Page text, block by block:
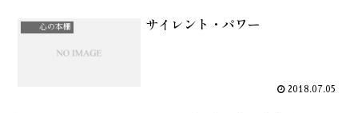
心の本棚 サイレント・パワー
2018.07.05